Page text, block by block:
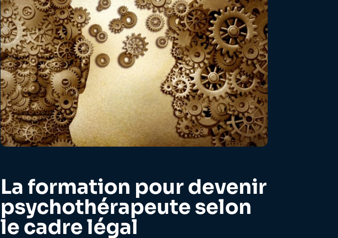
La formation pour devenir
psychothérapeute selon
le cadre légal